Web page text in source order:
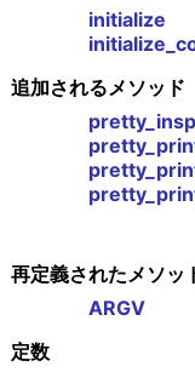
initialize
追加されるメソッド
再定義されたメソッ
ARGV
定数